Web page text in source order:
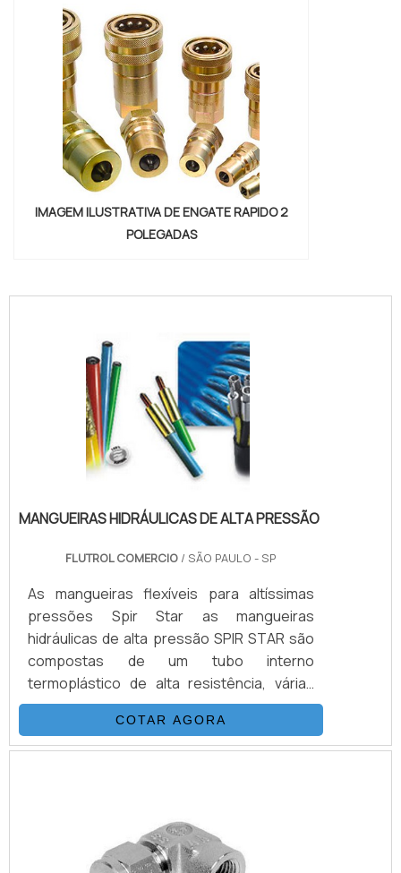
IMAGEM ILUSTRATIVA DE ENGATE RAPIDO 2
POLEGADAS
MANGUEIRAS HIDRÁULICAS DE ALTA PRESSÃO
FLUTROL COMERCIO / SÃO PAULO - SP
As mangueiras flexíveis para altíssimas
pressões Spir Star as mangueiras
hidráulicas de alta pressão SPIR STAR são
compostas de um tubo interno
termoplástico de alta resistência, várias
camadas de fio de aço trançados e/ou
espiralados e externamente revestidas
com uma capa de poliamida (nylon) ou
a um processo único de trançagem
reforçada, resulta em uma mangueira
flexível, que possui as seguintes
COTAR AGORA